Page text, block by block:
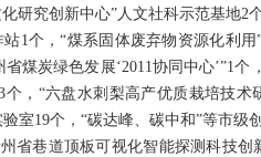
研究创新中心”人文社科示范基地2
1个，“煤系固体废弃物资源化利用
煤炭绿色发展‘2011协同中心’”1
，“六盘水刺梨高产优质栽培技术
室19个，“碳达峰、碳中和”等市
省巷道顶板可视化智能探测科技